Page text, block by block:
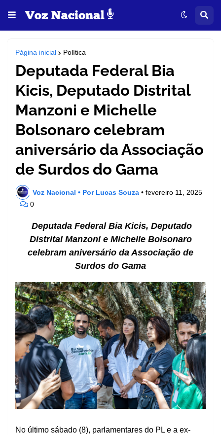
Página inicial Política
Deputada Federal Bia
Kicis, Deputado Distrital
Manzoni e Michelle
Bolsonaro celebram
aniversário da Associação
de Surdos do Gama
Voz Nacional • Por Lucas Souza • fevereiro 11, 2025
0
Deputada Federal Bia Kicis, Deputado
Distrital Manzoni e Michelle Bolsonaro
celebram aniversário da Associação de
Surdos do Gama
No último sábado (8), parlamentares do PL e a ex-